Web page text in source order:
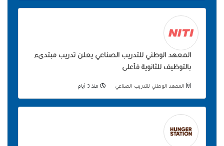
المعهد الوطني للتدريب الصناعي يعلن تدريب مبتدىء
بالتوظيف للثانوية فأعلى
المعهد الوطني للتدريب الصناعي منذ 3 أيام